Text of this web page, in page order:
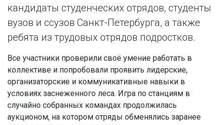
кандидаты студенческих отрядов, студенты
вузов и ссузов Санкт-Петербурга, а также
ребята из трудовых отрядов подростков.
Все участники проверили своё умение работать в
коллективе и попробовали проявить лидерские,
организаторские и коммуникативные навыки в
условиях заснеженного леса. Игра по станциям в
случайно собранных командах продолжилась
аукционом, на котором отряды обменялись заранее